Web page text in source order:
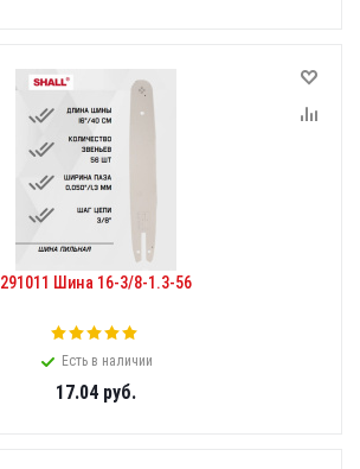
291011 Шина 16-3/8-1.3-56
Есть в наличии
17.04руб.